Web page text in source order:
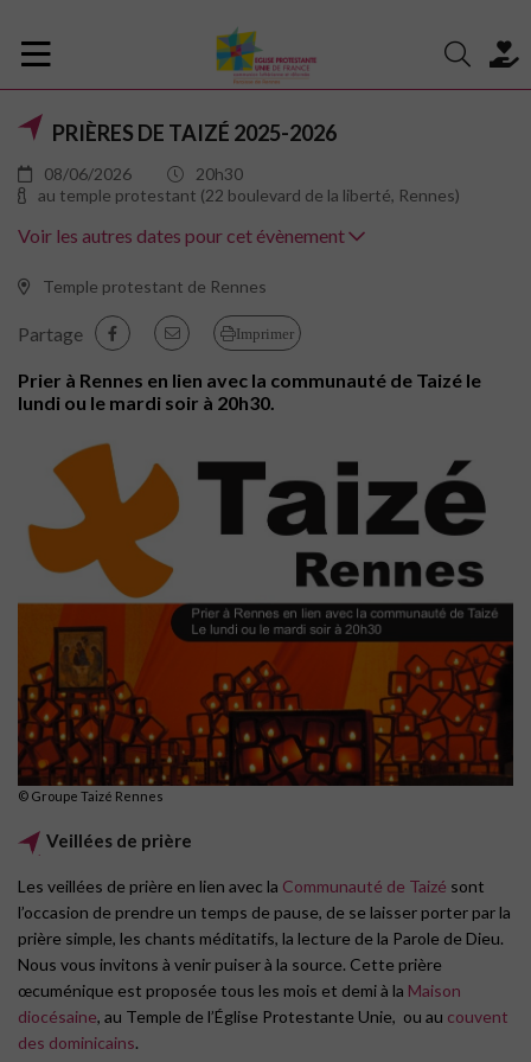
PRIÈRES DE TAIZÉ 2025-2026
08/06/2026
20h30
au temple protestant (22 boulevard de la liberté, Rennes)
Voir les autres dates pour cet évènement
Temple protestant de Rennes
Partage Imprimer
Prier à Rennes en lien avec la communauté de Taizé le
lundi ou le mardi soir à 20h30.
© Groupe Taizé Rennes
Veillées de prière
Les veillées de prière en lien avec la Communauté de Taizé sont
l’occasion de prendre un temps de pause, de se laisser porter par la
prière simple, les chants méditatifs, la lecture de la Parole de Dieu.
Nous vous invitons à venir puiser à la source. Cette prière
œcuménique est proposée tous les mois et demi à la Maison
diocésaine, au Temple de l’Église Protestante Unie, ou au couvent
des dominicains.